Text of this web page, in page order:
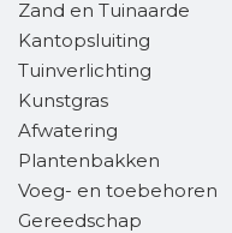
Zand en Tuinaarde
Kantopsluiting
Tuinverlichting
Kunstgras
Afwatering
Plantenbakken
Voeg- en toebehoren
Gereedschap